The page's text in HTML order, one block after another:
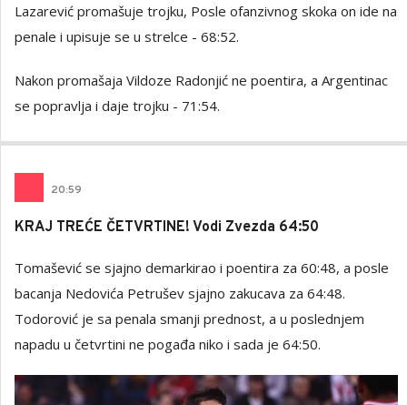
Lazarević promašuje trojku, Posle ofanzivnog skoka on ide na
penale i upisuje se u strelce - 68:52.
Nakon promašaja Vildoze Radonjić ne poentira, a Argentinac
se popravlja i daje trojku - 71:54.
20:59
KRAJ TREĆE ČETVRTINE! Vodi Zvezda 64:50
Tomašević se sjajno demarkirao i poentira za 60:48, a posle
bacanja Nedovića Petrušev sjajno zakucava za 64:48.
Todorović je sa penala smanji prednost, a u poslednjem
napadu u četvrtini ne pogađa niko i sada je 64:50.